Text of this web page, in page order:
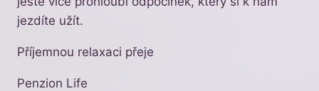
jezdíte užít.
Příjemnou relaxaci přeje
Penzion Life